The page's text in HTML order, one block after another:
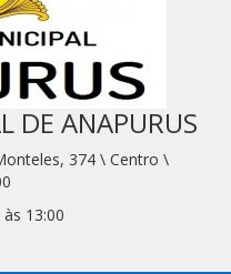
DE ANAPURUS
374 \ Centro \
13:00